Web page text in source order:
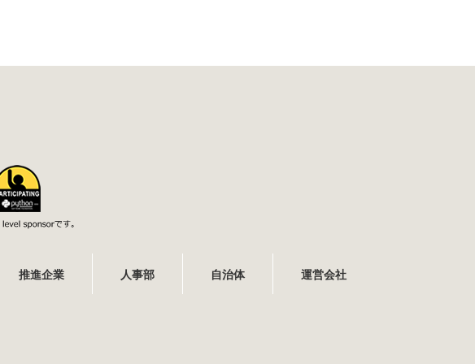
推進企業 人事部 自治体 運営会社